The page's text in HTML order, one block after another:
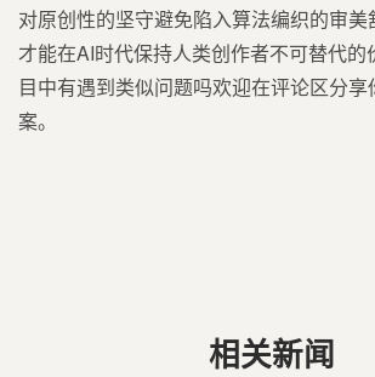
对原创性的坚守避免陷入算法编织的审
才能在AI时代保持人类创作者不可替代的
目中有遇到类似问题吗欢迎在评论区分
案。
相关新闻